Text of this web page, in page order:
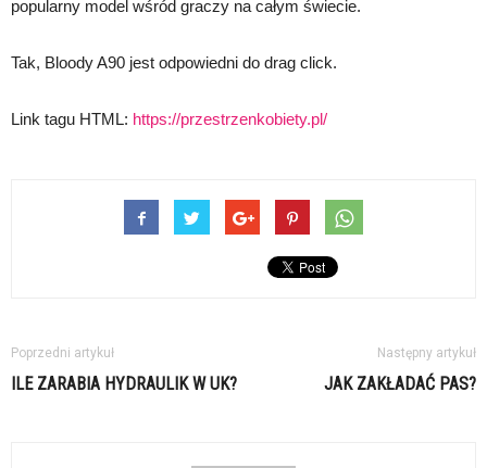
popularny model wśród graczy na całym świecie.
Tak, Bloody A90 jest odpowiedni do drag click.
Link tagu HTML: https://przestrzenkobiety.pl/
Poprzedni artykuł
ILE ZARABIA HYDRAULIK W UK?
Następny artykuł
JAK ZAKŁADAĆ PAS?